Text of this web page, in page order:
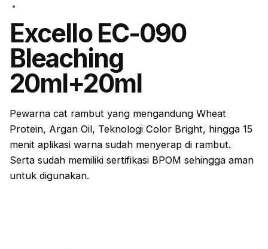
Excello EC-090
Bleaching
20ml+20ml
Pewarna cat rambut yang mengandung Wheat
Protein, Argan Oil, Teknologi Color Bright, hingga 15
menit aplikasi warna sudah menyerap di rambut.
Serta sudah memiliki sertifikasi BPOM sehingga aman
untuk digunakan.